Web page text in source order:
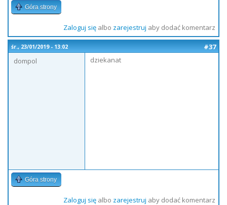
Góra strony
Zaloguj sięalbo zarejestruj aby dodać komentarz
śr., 23/01/2019 - 13:02
#37
dompol
dziekanat
Góra strony
Zaloguj sięalbo zarejestruj aby dodać komentarz